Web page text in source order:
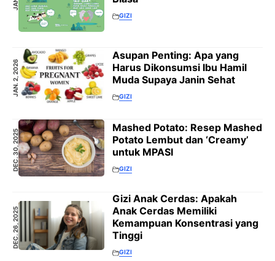
GIZI
JAN. 2, 2026
Asupan Penting: Apa yang
Harus Dikonsumsi Ibu Hamil
Muda Supaya Janin Sehat
GIZI
DEC. 30, 2025
Mashed Potato: Resep Mashed
Potato Lembut dan ‘Creamy’
untuk MPASI
GIZI
DEC. 26, 2025
Gizi Anak Cerdas: Apakah
Anak Cerdas Memiliki
Kemampuan Konsentrasi yang
Tinggi
GIZI